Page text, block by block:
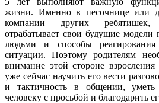
жизни. Именно в песочнице или
компании других ребятишек,
отрабатывает свои будущие
людьми и способы
ситуации. Поэтому родителям
внимание этой стороне
уже сейчас научить его вести
и тактичность в общении, уметь
человеку с просьбой и благодарить